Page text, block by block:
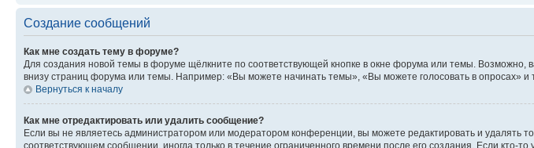
Создание сообщений
Как мне создать тему в форуме?
Для создания новой темы в форуме щёлкните по соответствующей кнопке в окне форума или темы. Возможно,
внизу страниц форума или темы. Например: «Вы можете начинать темы», «Вы можете голосовать в опросах» и
Вернуться к началу
Как мне отредактировать или удалить сообщение?
Если вы не являетесь администратором или модератором конференции, вы можете редактировать и удалять
соответствующем сообщении, иногда только в течение ограниченного времени после его создания. Если